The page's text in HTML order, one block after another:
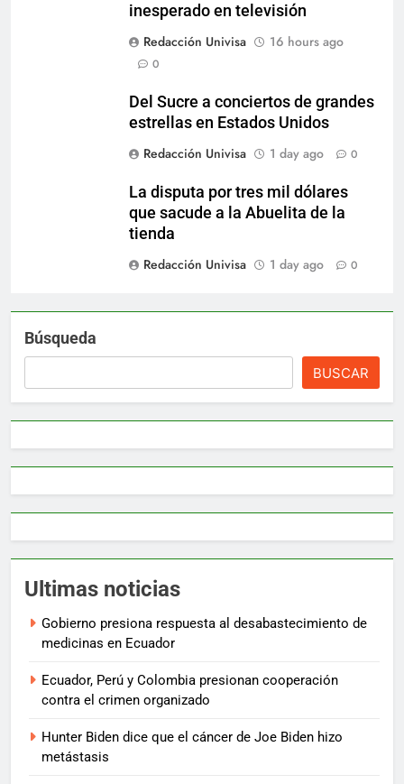
inesperado en televisión
Redacción Univisa
16 hours ago
0
Del Sucre a conciertos de grandes
estrellas en Estados Unidos
Redacción Univisa
1 day ago 0
La disputa por tres mil dólares
que sacude a la Abuelita de la
tienda
Redacción Univisa
1 day ago 0
Búsqueda
BUSCAR
Ultimas noticias
Gobierno presiona respuesta al desabastecimiento de
medicinas en Ecuador
Ecuador, Perú y Colombia presionan cooperación
contra el crimen organizado
Hunter Biden dice que el cáncer de Joe Biden hizo
metástasis